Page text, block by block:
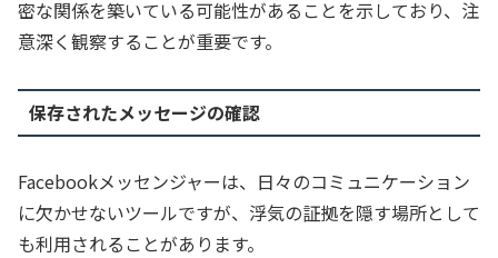
密な関係を築いている可能性があることを示しており、注
意深く観察することが重要です。
保存されたメッセージの確認
Facebookメッセンジャーは、日々のコミュニケーション
に欠かせないツールですが、浮気の証拠を隠す場所として
も利用されることがあります。